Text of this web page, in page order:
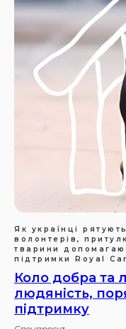
Як українці
волонтерів,
тварини
підтримки Royal
Коло добра та
людяність,
підтримку